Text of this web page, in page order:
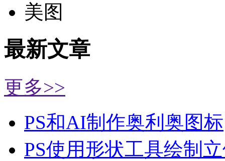
美图
最新文章
更多>>
PS和AI制作奥利奥图标
PS使用形状工具绘制